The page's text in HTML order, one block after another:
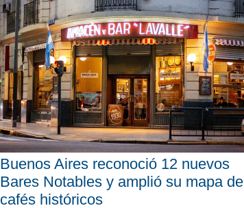
Buenos Aires reconoció 12 nuevos
Bares Notables y amplió su mapa de
cafés históricos